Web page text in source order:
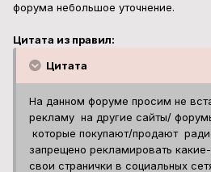
форума небольшое уточнение.
Цитата из правил:
Цитата
На данном форуме просим не
рекламу на другие сайты/
которые покупают/продают
запрещено рекламировать
свои странички в социальных